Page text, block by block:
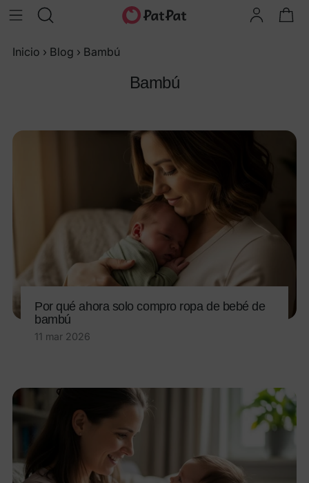
Inicio › Blog › Bambú
Bambú
Por qué ahora solo compro ropa de bebé de
bambú
11 mar 2026